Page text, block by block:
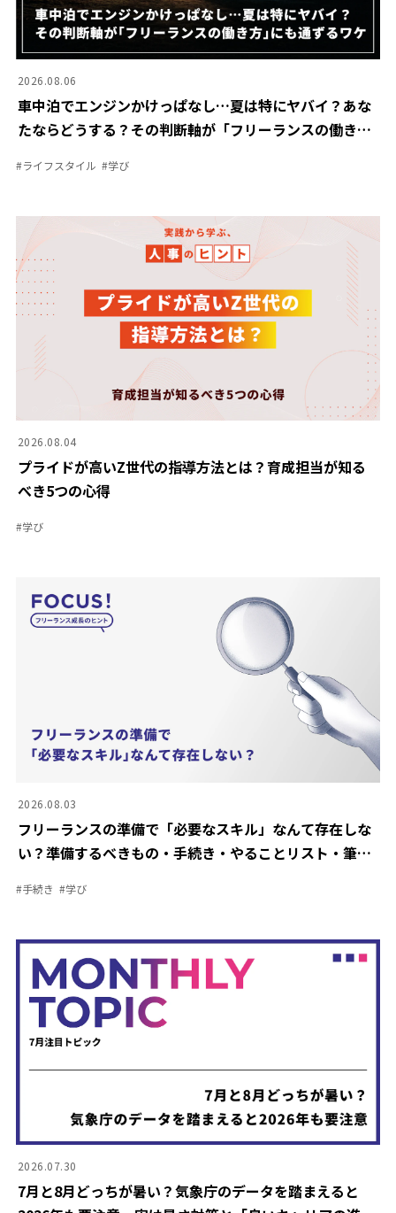
2026.08.06
車中泊でエンジンかけっぱなし…夏は特にヤバイ？あな
たならどうする？その判断軸が「フリーランスの働き
#ライフスタイル #学び
2026.08.04
プライドが高いZ世代の指導方法とは？育成担当が知る
べき5つの心得
#学び
2026.08.03
フリーランスの準備で「必要なスキル」なんて存在しな
い？準備するべきもの・手続き・やることリスト・筆者
#手続き #学び
2026.07.30
7月と8月どっちが暑い？気象庁のデータを踏まえると